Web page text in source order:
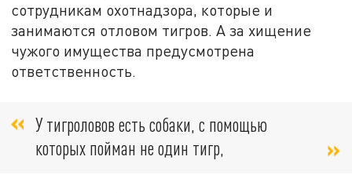
сотрудникам охотнадзора, которые и
занимаются отловом тигров. А за хищение
чужого имущества предусмотрена
ответственность.
У тигроловов есть собаки, с помощью
которых пойман не один тигр,